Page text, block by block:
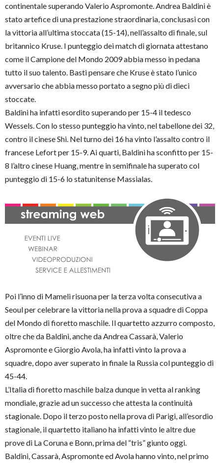
continentale superando Valerio Aspromonte. Andrea Baldini è
stato artefice di una prestazione straordinaria, conclusasi con
la vittoria all’ultima stoccata (15-14), nell’assalto di finale, sul
britannico Kruse. I punteggio dei match di giornata attestano
come il Campione del Mondo 2009 abbia messo in pedana
tutto il suo talento. Basti pensare che Kruse è stato l’unico
avversario che abbia messo portato a segno più di dieci
stoccate.
Baldini ha infatti esordito superando per 15-4 il tedesco
Wessels. Con lo stesso punteggio ha vinto, nel tabellone dei 32,
contro il cinese Shi. Nel turno dei 16 ha vinto l’assalto contro il
francese Lefort per 15-9. Ai quarti, Baldini ha sconfitto per 15-
8 l’altro cinese Huang, mentre in semifinale ha superato col
punteggio di 15-6 lo statunitense Massialas.
Poi l’inno di Mameli risuona per la terza volta consecutiva a
Seoul per celebrare la vittoria nella prova a squadre di Coppa
del Mondo di fioretto maschile. Il quartetto azzurro composto,
oltre che da Baldini, anche da Andrea Cassarà, Valerio
Aspromonte e Giorgio Avola, ha infatti vinto la prova a
squadre, dopo aver superato in finale la Russia col punteggio di
45-44.
L’Italia di fioretto maschile balza dunque in vetta al ranking
mondiale, grazie ad un successo che attesta la continuità
stagionale. Dopo il terzo posto nella prova di Parigi, all’esordio
stagionale, il quartetto italiano ha infatti vinto le altre due
prove di La Coruna e Bonn, prima del “tris” giunto oggi.
Baldini, Cassarà, Aspromonte ed Avola hanno vinto, nel primo